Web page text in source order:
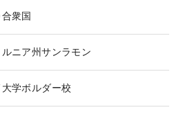
衆国
ニア州サンラモン
学ボルダー校